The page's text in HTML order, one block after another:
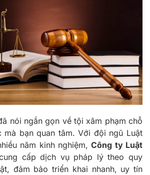
nói ngắn gọn về tội xâm phạm chỗ
mà bạn quan tâm. Với đội ngũ Luật
năm kinh nghiệm,Công ty Luật
cấp dịch vụ pháp lý theo quy
đảm bảo triển khai nhanh, uy tín